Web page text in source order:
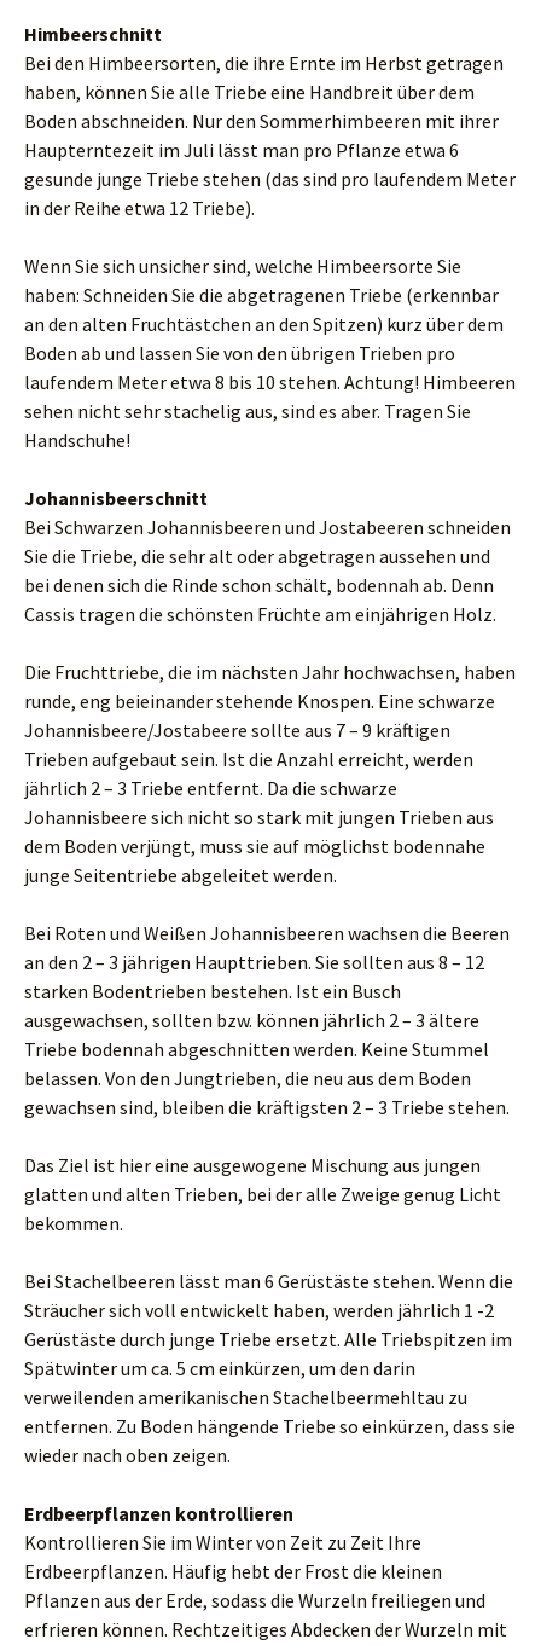
Himbeerschnitt
Bei den Himbeersorten, die ihre Ernte im Herbst getragen
haben, können Sie alle Triebe eine Handbreit über dem
Boden abschneiden. Nur den Sommerhimbeeren mit ihrer
Haupterntezeit im Juli lässt man pro Pflanze etwa 6
gesunde junge Triebe stehen (das sind pro laufendem Meter
in der Reihe etwa 12 Triebe).
Wenn Sie sich unsicher sind, welche Himbeersorte Sie
haben: Schneiden Sie die abgetragenen Triebe (erkennbar
an den alten Fruchtästchen an den Spitzen) kurz über dem
Boden ab und lassen Sie von den übrigen Trieben pro
laufendem Meter etwa 8 bis 10 stehen. Achtung! Himbeeren
sehen nicht sehr stachelig aus, sind es aber. Tragen Sie
Handschuhe!
Johannisbeerschnitt
Bei Schwarzen Johannisbeeren und Jostabeeren schneiden
Sie die Triebe, die sehr alt oder abgetragen aussehen und
bei denen sich die Rinde schon schält, bodennah ab. Denn
Cassis tragen die schönsten Früchte am einjährigen Holz.
Die Fruchttriebe, die im nächsten Jahr hochwachsen, haben
runde, eng beieinander stehende Knospen. Eine schwarze
Johannisbeere/Jostabeere sollte aus 7 – 9 kräftigen
Trieben aufgebaut sein. Ist die Anzahl erreicht, werden
jährlich 2 – 3 Triebe entfernt. Da die schwarze
Johannisbeere sich nicht so stark mit jungen Trieben aus
dem Boden verjüngt, muss sie auf möglichst bodennahe
junge Seitentriebe abgeleitet werden.
Bei Roten und Weißen Johannisbeeren wachsen die Beeren
an den 2 – 3 jährigen Haupttrieben. Sie sollten aus 8 – 12
starken Bodentrieben bestehen. Ist ein Busch
ausgewachsen, sollten bzw. können jährlich 2 – 3 ältere
Triebe bodennah abgeschnitten werden. Keine Stummel
belassen. Von den Jungtrieben, die neu aus dem Boden
gewachsen sind, bleiben die kräftigsten 2 – 3 Triebe stehen.
Das Ziel ist hier eine ausgewogene Mischung aus jungen
glatten und alten Trieben, bei der alle Zweige genug Licht
bekommen.
Bei Stachelbeeren lässt man 6 Gerüstäste stehen. Wenn die
Sträucher sich voll entwickelt haben, werden jährlich 1 -2
Gerüstäste durch junge Triebe ersetzt. Alle Triebspitzen im
Spätwinter um ca. 5 cm einkürzen, um den darin
verweilenden amerikanischen Stachelbeermehltau zu
entfernen. Zu Boden hängende Triebe so einkürzen, dass sie
wieder nach oben zeigen.
Erdbeerpflanzen kontrollieren
Kontrollieren Sie im Winter von Zeit zu Zeit Ihre
Erdbeerpflanzen. Häufig hebt der Frost die kleinen
Pflanzen aus der Erde, sodass die Wurzeln freiliegen und
erfrieren können. Rechtzeitiges Abdecken der Wurzeln mit